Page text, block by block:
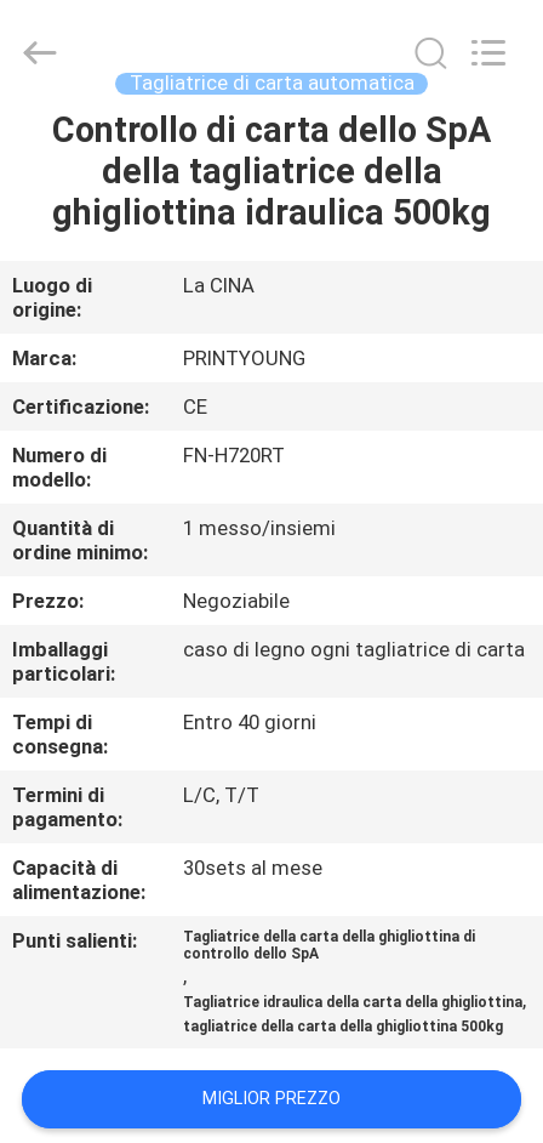
CASA
PRODOTTI
VIDEO
CIRCA
NOI
GIRO
DELLA
FABBRICA
CONTROLLO
DI
QUALITÀ
CONTATTICI
RICHIEDA
CITAZIONE
DEL
SITO
Printyoung
International
Reserved.
Tagliatrice di carta automatica
Controllo di carta dello SpA
della tagliatrice della
ghigliottina idraulica 500kg
Luogo di
origine:
La CINA
Marca:
PRINTYOUNG
Certificazione:
CE
Numero di
modello:
FN-H720RT
Quantità di
ordine minimo:
1 messo/insiemi
Prezzo:
Negoziabile
Imballaggi
particolari:
caso di legno ogni tagliatrice di carta
Tempi di
consegna:
Entro 40 giorni
Termini di
pagamento:
L/C, T/T
Capacità di
alimentazione:
30sets al mese
Punti salienti:
Tagliatrice della carta della ghigliottina di
controllo dello SpA
,
Tagliatrice idraulica della carta della ghigliottina,
tagliatrice della carta della ghigliottina 500kg
MIGLIOR PREZZO